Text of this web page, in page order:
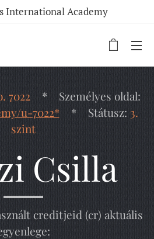
International Academy
7022 * Személyes oldal:
u-7022** Státusz: 3.
szint
Csilla
creditjeid (cr) aktuális